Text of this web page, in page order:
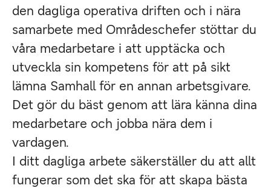
den dagliga operativa driften och i nära
samarbete med Områdeschefer stöttar du
våra medarbetare i att upptäcka och
utveckla sin kompetens för att på sikt
lämna Samhall för en annan arbetsgivare.
Det gör du bäst genom att lära känna dina
medarbetare och jobba nära dem i
vardagen.
I ditt dagliga arbete säkerställer du att allt
fungerar som det ska för att skapa bästa